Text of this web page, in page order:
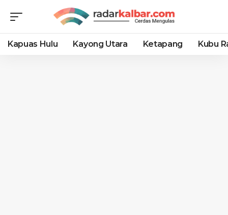
Kapuas Hulu Kayong Utara Ketapang Kubu